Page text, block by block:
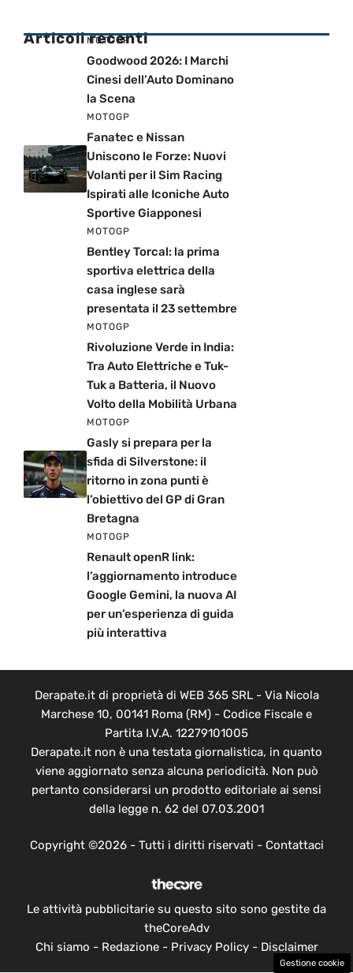
Articoli recenti
MOTOGP
Goodwood 2026: I Marchi
Cinesi dell’Auto Dominano
la Scena
MOTOGP
Fanatec e Nissan
Uniscono le Forze: Nuovi
Volanti per il Sim Racing
Ispirati alle Iconiche Auto
Sportive Giapponesi
MOTOGP
Bentley Torcal: la prima
sportiva elettrica della
casa inglese sarà
presentata il 23 settembre
MOTOGP
Rivoluzione Verde in India:
Tra Auto Elettriche e Tuk-
Tuk a Batteria, il Nuovo
Volto della Mobilità Urbana
MOTOGP
Gasly si prepara per la
sfida di Silverstone: il
ritorno in zona punti è
l’obiettivo del GP di Gran
Bretagna
MOTOGP
Renault openR link:
l’aggiornamento introduce
Google Gemini, la nuova AI
per un’esperienza di guida
più interattiva
Derapate.it di proprietà di WEB 365 SRL - Via Nicola
Marchese 10, 00141 Roma (RM) - Codice Fiscale e
Partita I.V.A. 12279101005
Derapate.it non è una testata giornalistica, in quanto
viene aggiornato senza alcuna periodicità. Non può
pertanto considerarsi un prodotto editoriale ai sensi
della legge n. 62 del 07.03.2001
Copyright ©2026 - Tutti i diritti riservati - Contattaci
Le attività pubblicitarie su questo sito sono gestite da
theCoreAdv
Chi siamo - Redazione- Privacy Policy- Disclaimer
Gestione cookie